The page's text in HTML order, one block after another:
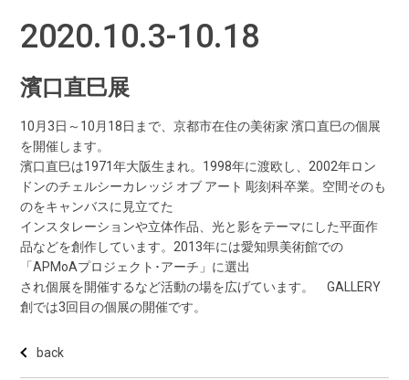
2020.10.3-10.18
濱口直巳展
10月3日～10月18日まで、京都市在住の美術家 濱口直巳の個展
を開催します。
濱口直巳は1971年大阪生まれ。1998年に渡欧し、2002年ロン
ドンのチェルシーカレッジ オブ アート 彫刻科卒業。空間そのも
のをキャンバスに見立てた
インスタレーションや立体作品、光と影をテーマにした平面作
品などを創作しています。2013年には愛知県美術館での
「APMoAプロジェクト･アーチ」に選出
され個展を開催するなど活動の場を広げています。 GALLERY
創では3回目の個展の開催です。
back